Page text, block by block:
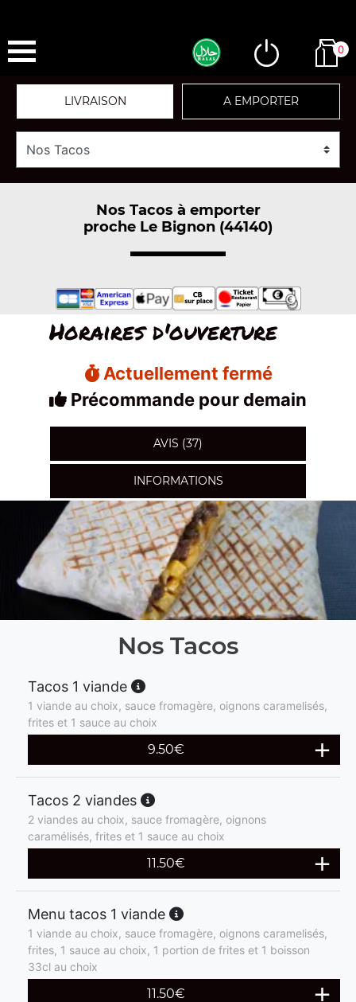
0
LIVRAISON A EMPORTER
Nos Tacos à emporter
proche Le Bignon (44140)
Horaires d'ouverture
Actuellement fermé
Précommande pour demain
AVIS (37)
INFORMATIONS
Nos Tacos
Tacos 1 viande
1 viande au choix, sauce fromagère, oignons caramelisés,
frites et 1 sauce au choix
9.50€
Tacos 2 viandes
2 viandes au choix, sauce fromagère, oignons
caramélisés, frites et 1 sauce au choix
11.50€
Menu tacos 1 viande
1 viande au choix, sauce fromagère, oignons caramelisés,
frites, 1 sauce au choix, 1 portion de frites et 1 boisson
33cl au choix
11.50€